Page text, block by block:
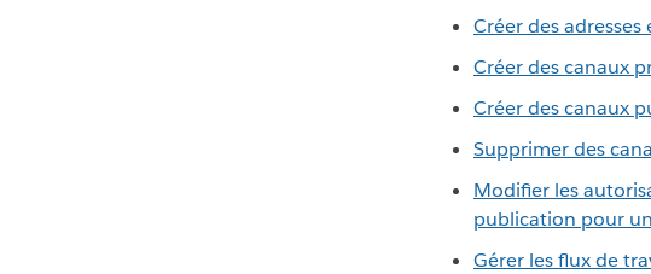
Créer des
Créer des canaux
Créer des canaux
Supprimer des
Modifier les
publication pour
Gérer les flux de